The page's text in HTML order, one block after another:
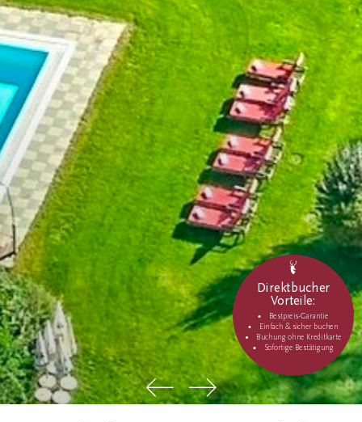
Direktbucher
Vorteile:
Bestpreis-Garantie
Einfach & sicher buchen
Buchung ohne Kreditkarte
Sofortige Bestätigung